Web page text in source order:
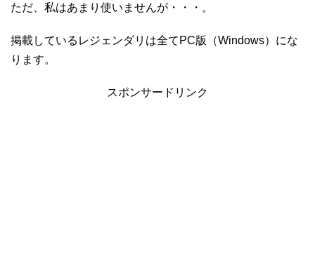
ただ、私はあまり使いませんが・・・。
掲載しているレジェンダリは全てPC版（Windows）にな
ります。
スポンサードリンク